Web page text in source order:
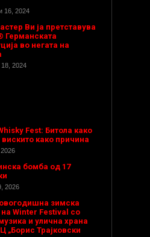
16, 2024
Ви ја претставува
Германската
во негата на
2024
Fest: Битола како
како причина
бомба од 17
2026
зимска
на Winter Festival со
и улична храна
„Борис Трајковски